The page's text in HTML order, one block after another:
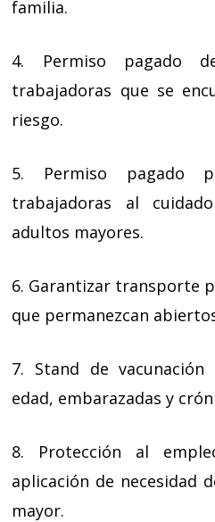
familia.
4. Permiso pagado
trabajadoras que se
riesgo.
5. Permiso pagado
trabajadoras al
adultos mayores.
6. Garantizar transporte
que permanezcan
7. Stand de
edad, embarazadas y
8. Protección al
aplicación de necesidad
mayor.